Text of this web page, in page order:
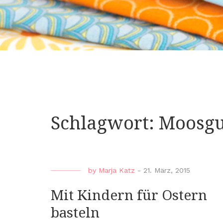
Schlagwort:
by Marja Katz - 21. März, 2015
Mit Kindern für Ostern
basteln